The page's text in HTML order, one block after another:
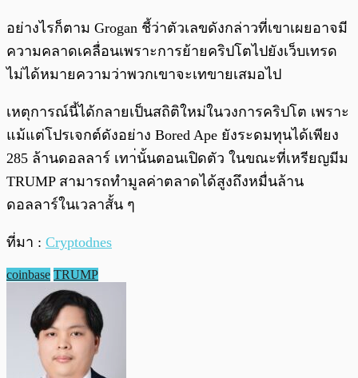
อย่างไรก็ตาม Grogan ชี้ว่าตัวเลขดังกล่าวที่เขาเผยอาจมี
ความคลาดเคลื่อนเพราะการย้ายคริปโตไปยังเว็บเทรด
ไม่ได้หมายความว่าพวกเขาจะเทขายเสมอไป
เหตุการณ์นี้ได้กลายเป็นสถิติใหม่ในวงการคริปโต เพราะ
แม้แต่โปรเจกต์ดังอย่าง Bored Ape ยังระดมทุนได้เพียง
285 ล้านดอลลาร์ เทา่นั้นตอนเปิดตัว ในขณะที่เหรียญมีม
TRUMP สามารถทำมูลค่าตลาดได้สูงถึงหมื่นล้าน
ดอลลาร์ในเวลาสั้น ๆ
ที่มา : Cryptodnes
coinbase TRUMP